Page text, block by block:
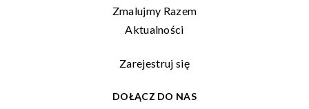
Zmalujmy Razem
Aktualności
Zarejestruj się
DOŁĄCZ DO NAS